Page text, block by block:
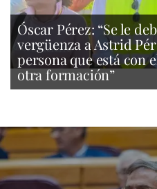
Óscar Pérez: “Se le
vergüenza a Astrid
persona que está con
otra formación”